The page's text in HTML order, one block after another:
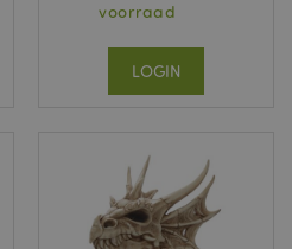
voorraad
LOGIN